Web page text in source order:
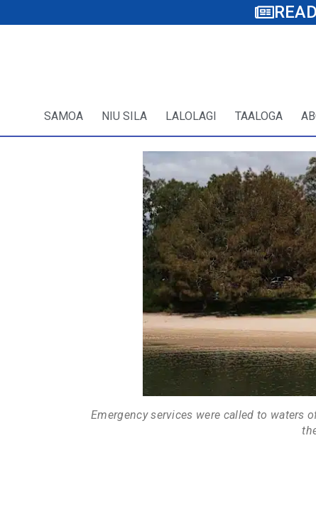
READ
SAMOA NIU SILA LALOLAGI TAALOGA
Emergency services were called to waters